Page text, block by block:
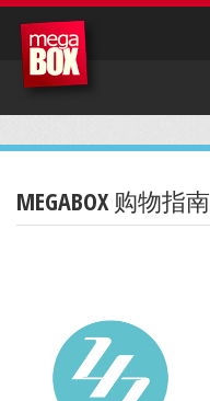
MEGABOX 购物指南